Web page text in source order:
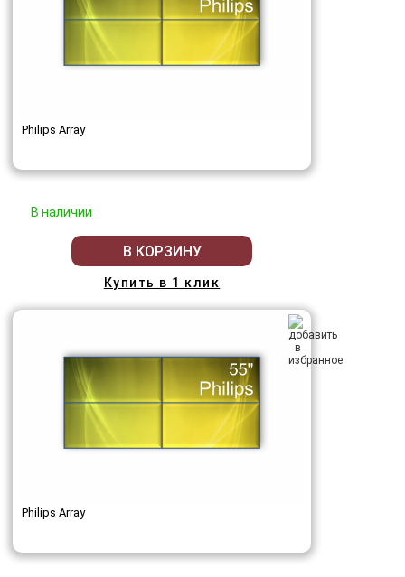
Philips Array
В наличии
В КОРЗИНУ
Купить в 1 клик
Philips Array